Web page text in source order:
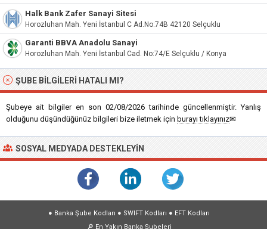
Halk Bank Zafer Sanayi Sitesi
Horozluhan Mah. Yeni İstanbul C Ad.No:74B 42120 Selçuklu
Garanti BBVA Anadolu Sanayi
Horozluhan Mah. Yeni İstanbul Cad. No:74/E Selçuklu / Konya
ŞUBE BILGILERI HATALI MI?
Şubeye ait bilgiler en son 02/08/2026 tarihinde güncellenmiştir. Yanlış
olduğunu düşündüğünüz bilgileri bize iletmek için burayı tıklayınız✉
SOSYAL MEDYADA DESTEKLEYIN
● Banka Şube Kodları ● SWIFT Kodları ● EFT Kodları
🔎 En Yakın Banka Şubeleri